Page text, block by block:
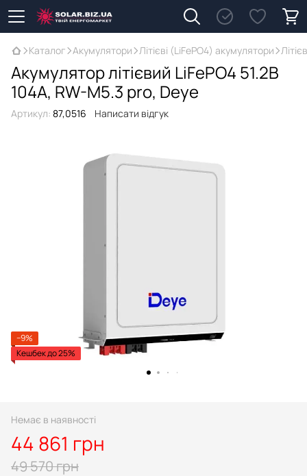
Каталог Акумулятори Літієві (LiFePO4) акумулятори
Акумулятор літієвий LiFePO4 51.2В
104A, RW-M5.3 pro, Deye
Артикул: 87,0516 Написати відгук
−9%
Кешбек до 25%
Немає в наявності
44 861 грн
49 570 грн